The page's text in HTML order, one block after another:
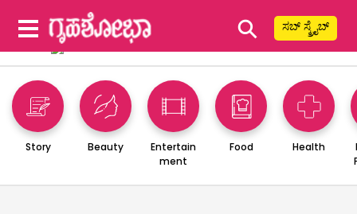
⚲ ಸಬ್ ಸ್ಕ್ರೈಬ್
Story Beauty
Entertain
ment
Food Health